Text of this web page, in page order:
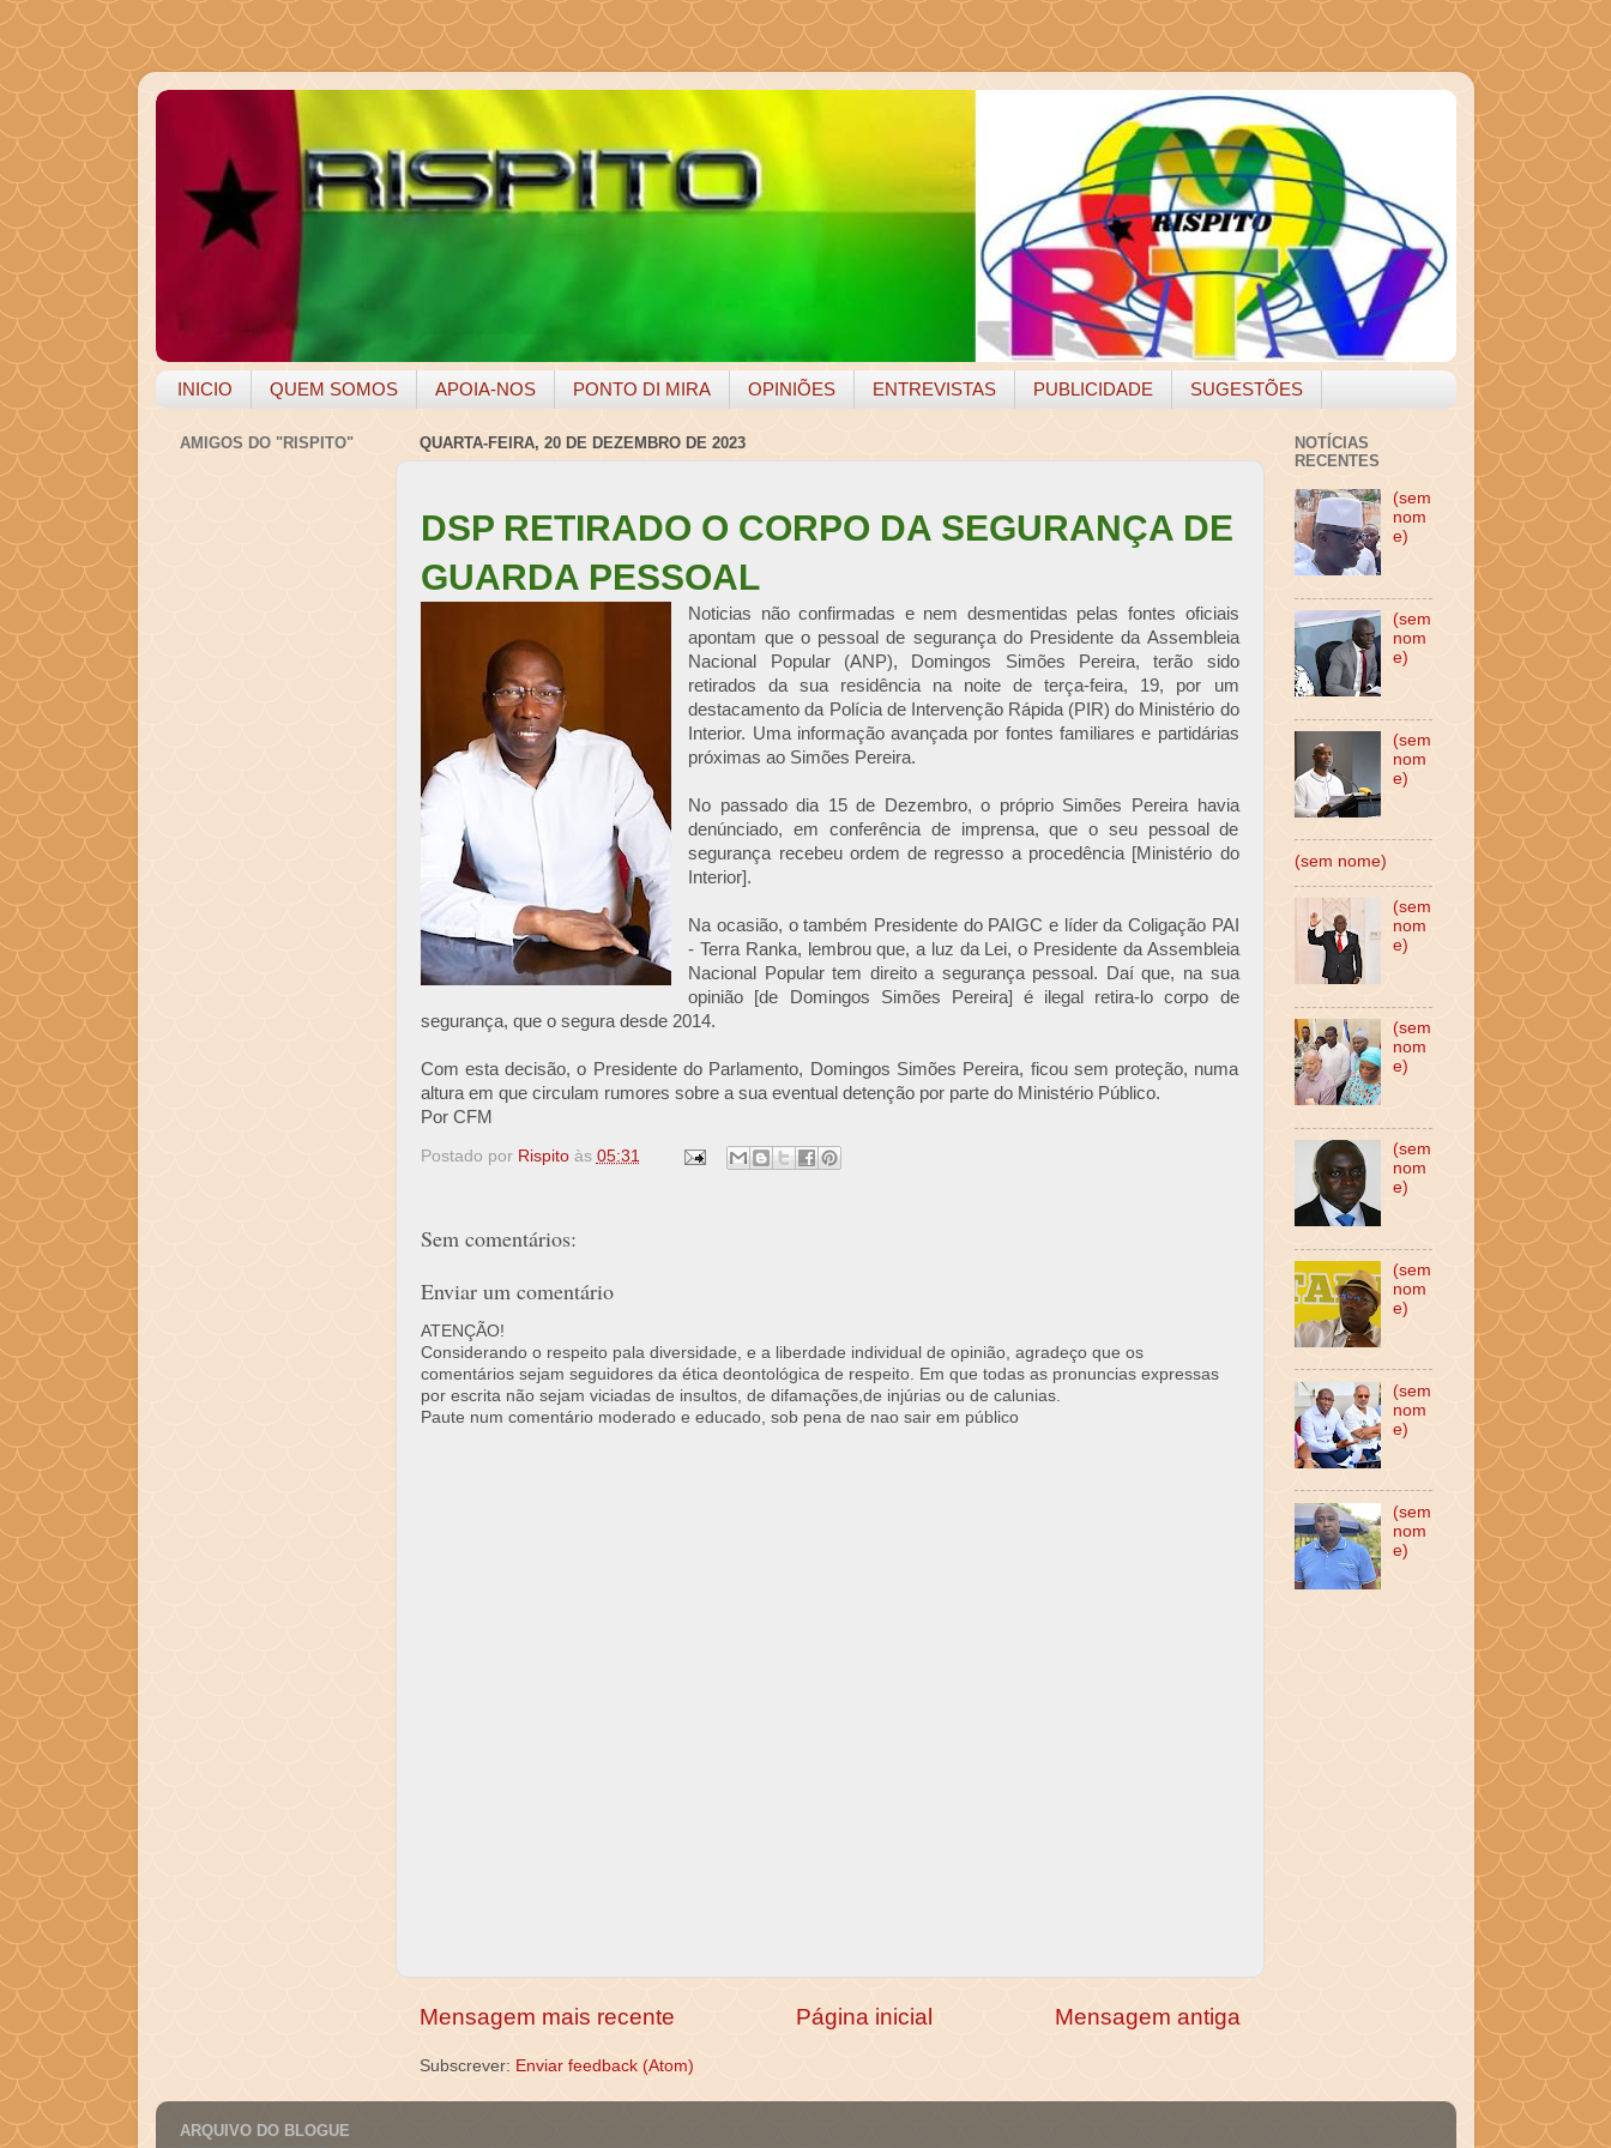
INICIO QUEM SOMOS APOIA-NOS PONTO DI MIRA OPINIÕES ENTREVISTAS PUBLICIDADE SUGESTÕES
QUARTA-FEIRA, 20 DE DEZEMBRO DE 2023
DSP RETIRADO O CORPO DA SEGURANÇA DE
GUARDA PESSOAL
Noticias não confirmadas e nem desmentidas pelas fontes oficiais
apontam que o pessoal de segurança do Presidente da Assembleia
Nacional Popular (ANP), Domingos Simões Pereira, terão sido
retirados da sua residência na noite de terça-feira, 19, por um
destacamento da Polícia de Intervenção Rápida (PIR) do Ministério do
Interior. Uma informação avançada por fontes familiares e partidárias
próximas ao Simões Pereira.
No passado dia 15 de Dezembro, o próprio Simões Pereira havia
denúnciado, em conferência de imprensa, que o seu pessoal de
segurança recebeu ordem de regresso a procedência [Ministério do
Interior].
Na ocasião, o também Presidente do PAIGC e líder da Coligação PAI
- Terra Ranka, lembrou que, a luz da Lei, o Presidente da Assembleia
Nacional Popular tem direito a segurança pessoal. Daí que, na sua
opinião [de Domingos Simões Pereira] é ilegal retira-lo corpo de
segurança, que o segura desde 2014.
Com esta decisão, o Presidente do Parlamento, Domingos Simões Pereira, ficou sem proteção, numa
altura em que circulam rumores sobre a sua eventual detenção por parte do Ministério Público.
Por CFM
Postado por Rispito às 05:31
Sem comentários:
Enviar um comentário
ATENÇÃO!
Considerando o respeito pala diversidade, e a liberdade individual de opinião, agradeço que os
comentários sejam seguidores da ética deontológica de respeito. Em que todas as pronuncias expressas
por escrita não sejam viciadas de insultos, de difamações,de injúrias ou de calunias.
Paute num comentário moderado e educado, sob pena de nao sair em público
Mensagem mais recente Mensagem antiga
Página inicial
Subscrever: Enviar feedback (Atom)
AMIGOS DO "RISPITO"
NOTÍCIAS
RECENTES
(sem
nom
e)
(sem
nom
e)
(sem
nom
e)
(sem nome)
(sem
nom
e)
(sem
nom
e)
(sem
nom
e)
(sem
nom
e)
(sem
nom
e)
(sem
nom
e)
ARQUIVO DO BLOGUE